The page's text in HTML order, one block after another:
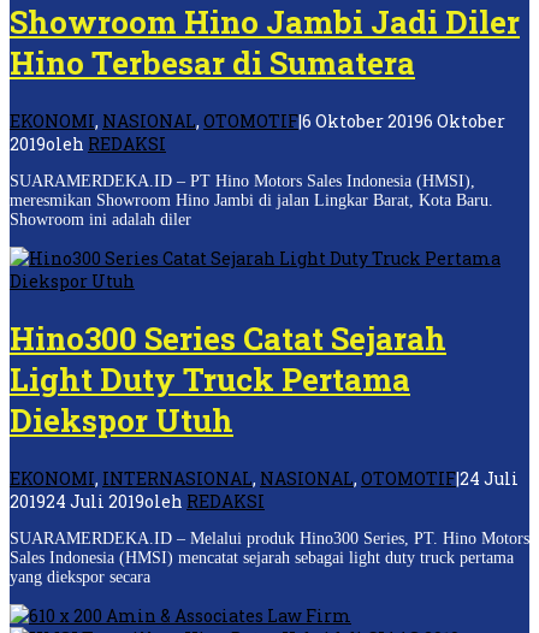
Showroom Hino Jambi Jadi Diler
Hino Terbesar di Sumatera
EKONOMI, NASIONAL, OTOMOTIF|6 Oktober 20196 Oktober
2019oleh REDAKSI
SUARAMERDEKA.ID – PT Hino Motors Sales Indonesia (HMSI),
meresmikan Showroom Hino Jambi di jalan Lingkar Barat, Kota Baru.
Showroom ini adalah diler
Hino300 Series Catat Sejarah
Light Duty Truck Pertama
Diekspor Utuh
EKONOMI, INTERNASIONAL, NASIONAL, OTOMOTIF|24 Juli
201924 Juli 2019oleh REDAKSI
SUARAMERDEKA.ID – Melalui produk Hino300 Series, PT. Hino Motors
Sales Indonesia (HMSI) mencatat sejarah sebagai light duty truck pertama
yang diekspor secara